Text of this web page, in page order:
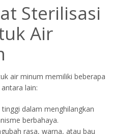
Sterilisasi
Air
air minum memiliki beberapa
lain:
tinggi dalam menghilangkan
berbahaya.
rasa, warna, atau bau